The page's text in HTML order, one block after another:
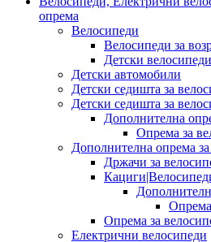
опрема
Велосипеди
Велосипеди за
Детски велосипеди
Детски автомобили
Детски седишта за
Детски седишта за
Дополнителна
Опрема за
Дополнителна опрема
Држачи за
Опрема
Опрема за
Електрични велосипеди